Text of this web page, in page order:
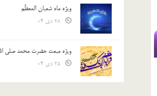
ویژه ماه شعبان المعظّم
ویژه مبعث حضرت محمد صلی